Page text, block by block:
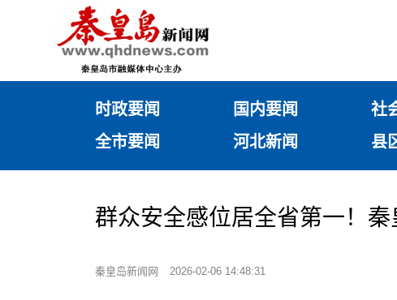
时政要闻 国内要闻 社
全市要闻
河北新闻 县
群众安全感位居全省第一！
秦皇岛新闻网 2026-02-06 14:48:31